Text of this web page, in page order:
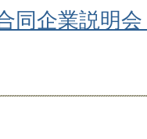
同企業説明